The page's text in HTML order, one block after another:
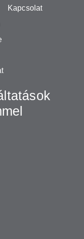
Kapcsolat